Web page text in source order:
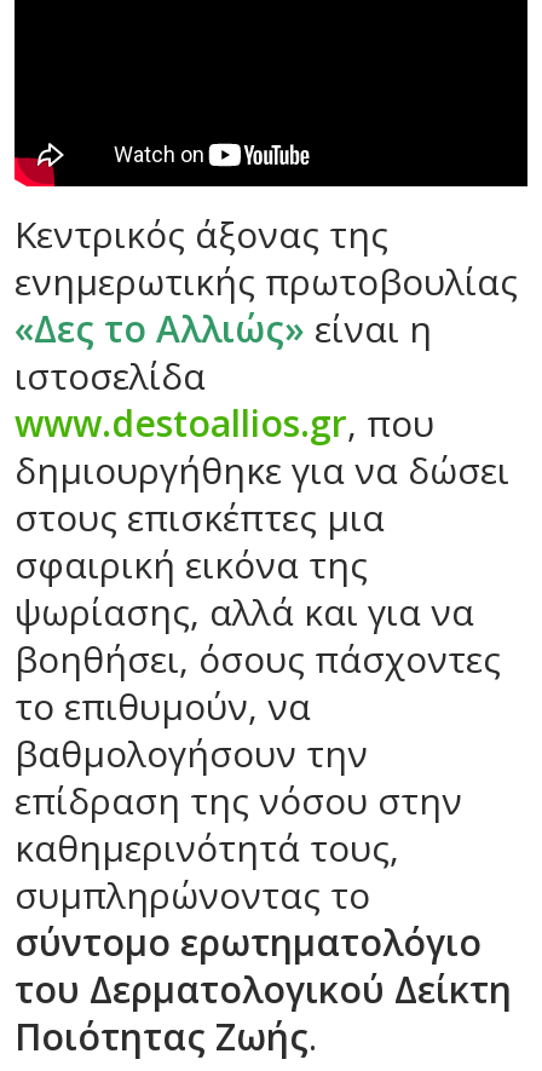
Κεντρικός άξονας της
ενημερωτικής πρωτοβουλίας
«Δες το Αλλιώς» είναι η
ιστοσελίδα
www.destoallios.gr, που
δημιουργήθηκε για να δώσει
στους επισκέπτες μια
σφαιρική εικόνα της
ψωρίασης, αλλά και για να
βοηθήσει, όσους πάσχοντες
το επιθυμούν, να
βαθμολογήσουν την
επίδραση της νόσου στην
καθημερινότητά τους,
συμπληρώνοντας το
σύντομο ερωτηματολόγιο
του Δερματολογικού Δείκτη
Ποιότητας Ζωής.